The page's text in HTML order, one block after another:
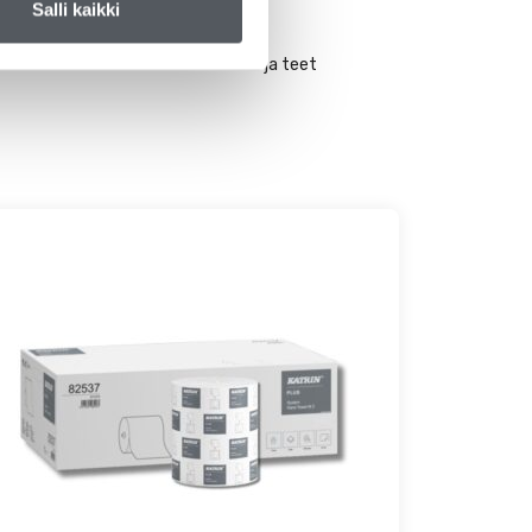
Salli kaikki
tuet kotimaista osaamista ja teet